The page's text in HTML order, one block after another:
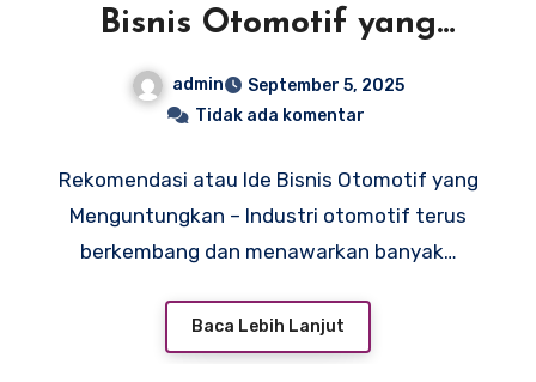
Bisnis Otomotif yang
Menguntungkan
admin
September 5, 2025
Tidak ada komentar
Rekomendasi atau Ide Bisnis Otomotif yang
Menguntungkan – Industri otomotif terus
berkembang dan menawarkan banyak…
Baca Lebih Lanjut